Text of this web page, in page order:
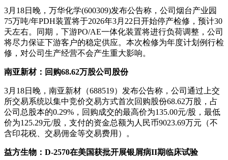
3月18日晚，万华化学(600309)发布公告称，公司烟台产业园
75万吨/年PDH装置将于2026年3月22日开始停产检修，预计30
天左右。同期，下游PO/AE一体化装置将进行负荷调整，公司
将尽力保证下游客户的稳定供应。本次检修为年度计划例行检
修，对公司生产经营不会产生重大影响。
南亚新材：回购68.62万股公司股份
3月18日晚，南亚新材（688519）发布公告称，公司通过上交
所交易系统以集中竞价交易方式首次回购股份68.62万股，占
公司总股本的0.29%，回购成交的最高价为135.00元/股，最低
价为125.29元/股，支付的资金总额为人民币9023.69万元（不
含印花税、交易佣金等交易费用）。
益方生物：D-2570在美国获批开展银屑病II期临床试验